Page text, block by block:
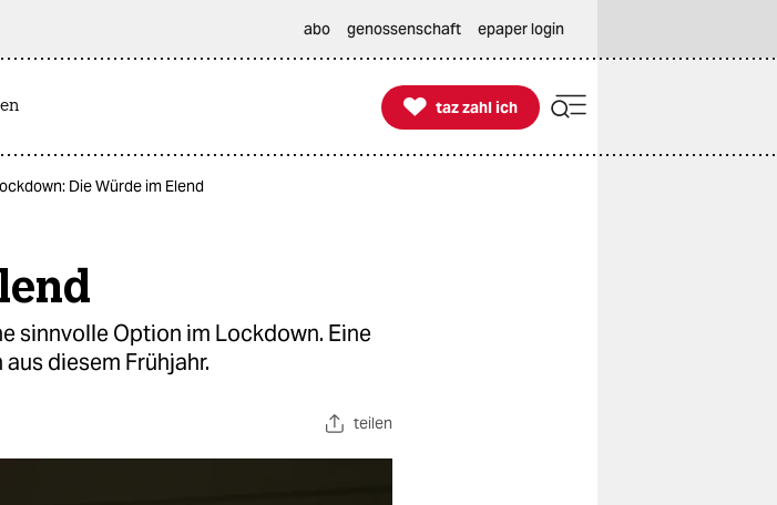
abo genossenschaft epaper login

taz zahl ich
taz zahl ich
Die Würde im Elend
sinnvolle Option im Lockdown. Eine
diesem Frühjahr.
teilen